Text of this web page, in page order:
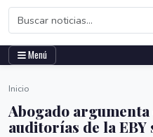
Menú
Inicio
Abogado
auditorías de la